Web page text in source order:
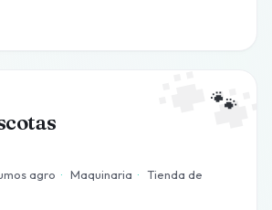
🐾
agro · Maquinaria · Tienda de